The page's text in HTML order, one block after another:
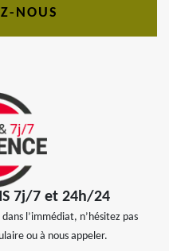
NOUS
7j/7 et 24h/24
l’immédiat, n’hésitez pas
ou à nous appeler.